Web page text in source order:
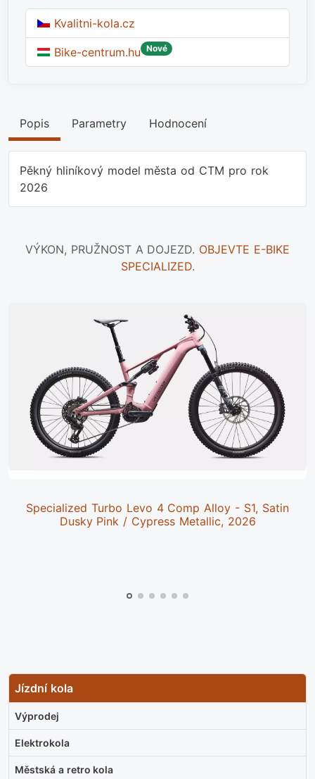
Jízdní kola
Výprodej
Elektrokola
Městská a retro kola
Kvalitni-kola.cz
Bike-centrum.hu Nové
Popis Parametry Hodnocení
Pěkný hliníkový model města od CTM pro rok
2026
VÝKON, PRUŽNOST A DOJEZD. OBJEVTE E-BIKE
SPECIALIZED.
Specialized Turbo Levo 4 Comp Alloy - S1, Satin
Dusky Pink / Cypress Metallic, 2026